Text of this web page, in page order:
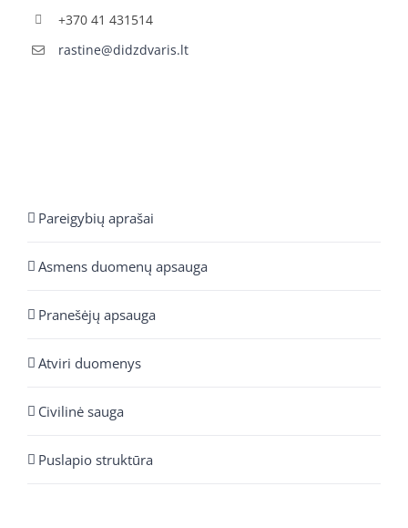
+370 41 431514
rastine@didzdvaris.lt
Pareigybių aprašai
Asmens duomenų apsauga
Pranešėjų apsauga
Atviri duomenys
Civilinė sauga
Puslapio struktūra